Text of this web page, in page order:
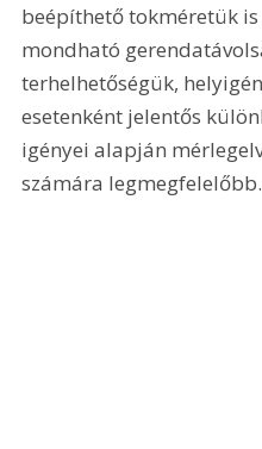
beépíthető tokméretük
mondható
terhelhetőségük,
esetenként jelentős
igényei alapján
számára legmegfelelőbb.